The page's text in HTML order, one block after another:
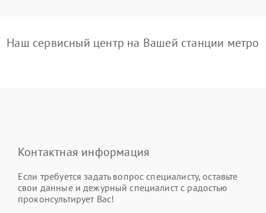
Наш сервисный центр на Вашей станции метро
Контактная информация
Если требуется задать вопрос специалисту, оставьте
свои данные и дежурный специалист с радостью
проконсультирует Вас!